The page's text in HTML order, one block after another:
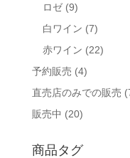
ロゼ (9)
白ワイン (7)
赤ワイン (22)
予約販売 (4)
直売店のみでの販売
販売中 (20)
商品タグ